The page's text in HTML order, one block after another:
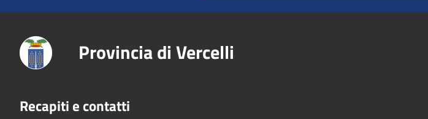
Provincia di Vercelli
Recapiti e contatti